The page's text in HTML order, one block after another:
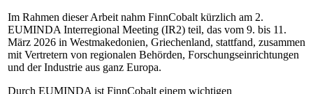
Im Rahmen dieser Arbeit nahm FinnCobalt kürzlich am 2.
EUMINDA Interregional Meeting (IR2) teil, das vom 9. bis 11.
März 2026 in Westmakedonien, Griechenland, stattfand, zusammen
mit Vertretern von regionalen Behörden, Forschungseinrichtungen
und der Industrie aus ganz Europa.
Durch EUMINDA ist FinnCobalt einem wichtigen